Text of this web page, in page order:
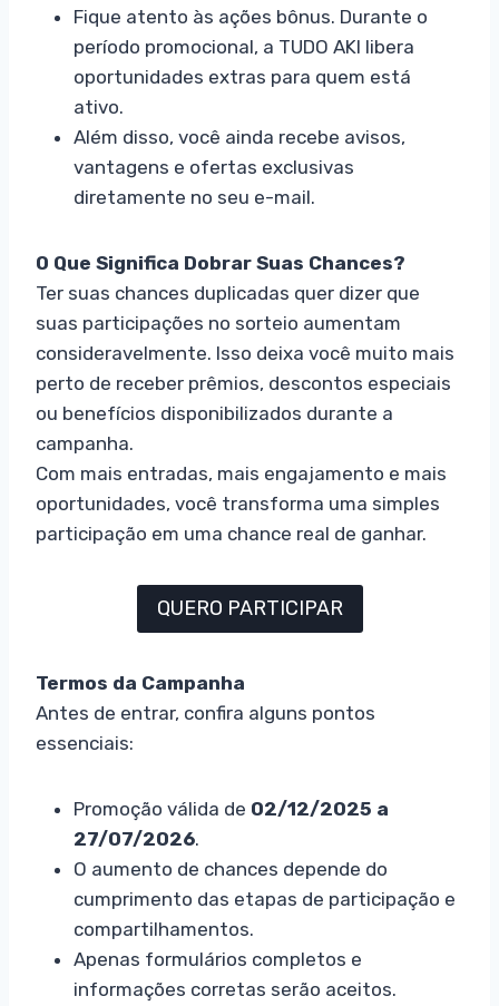
Fique atento às ações bônus. Durante o
período promocional, a TUDO AKI libera
oportunidades extras para quem está
ativo.
Além disso, você ainda recebe avisos,
vantagens e ofertas exclusivas
diretamente no seu e-mail.
O Que Significa Dobrar Suas Chances?
Ter suas chances duplicadas quer dizer que
suas participações no sorteio aumentam
consideravelmente. Isso deixa você muito mais
perto de receber prêmios, descontos especiais
ou benefícios disponibilizados durante a
campanha.
Com mais entradas, mais engajamento e mais
oportunidades, você transforma uma simples
participação em uma chance real de ganhar.
QUERO PARTICIPAR
Termos da Campanha
Antes de entrar, confira alguns pontos
essenciais:
Promoção válida de 02/12/2025 a
27/07/2026.
O aumento de chances depende do
cumprimento das etapas de participação e
compartilhamentos.
Apenas formulários completos e
informações corretas serão aceitos.